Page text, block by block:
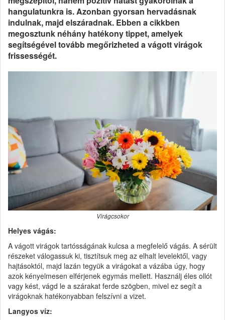
hangulatunkra is. Azonban gyorsan hervadásnak
indulnak, majd elszáradnak. Ebben a cikkben
megosztunk néhány hatékony tippet, amelyek
segítségével tovább megőrizheted a vágott virágok
frissességét.
Virágcsokor
Helyes vágás:
A vágott virágok tartósságának kulcsa a megfelelő vágás. A sérült
részeket válogassuk ki, tisztítsuk meg az elhalt levelektől, vagy
hajtásoktól, majd lazán tegyük a virágokat a vázába úgy, hogy
azok kényelmesen elférjenek egymás mellett. Használj éles ollót
vagy kést, vágd le a szárakat ferde szögben, mivel ez segít a
virágoknak hatékonyabban felszívni a vizet.
Langyos víz: